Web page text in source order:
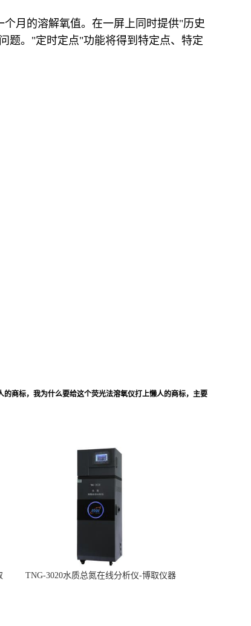
月的溶解氧值。在一屏上同时提供"历史
题。"定时定点"功能将得到特定点、特定
商标，我为什么要给这个荧光法溶氧仪打上懒人的商标，主要
TNG-3020水质总氮在线分析仪-博取仪器